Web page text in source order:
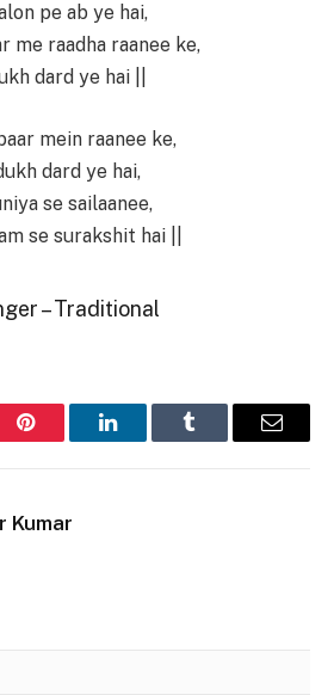
pe ab ye hai,
me raadha raanee ke,
dard ye hai ||
mein raanee ke,
dard ye hai,
se sailaanee,
se surakshit hai ||
– Traditional
Pinterest LinkedInTumblr Email
Kumar